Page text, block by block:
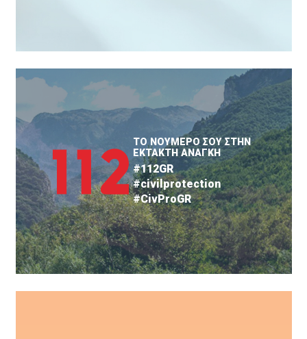
ΤΟ ΝΟΥΜΕΡΟ ΣΟΥ ΣΤΗΝ
ΕΚΤΑΚΤΗ ΑΝΑΓΚΗ
#112GR
#civilprotection
#CivProGR